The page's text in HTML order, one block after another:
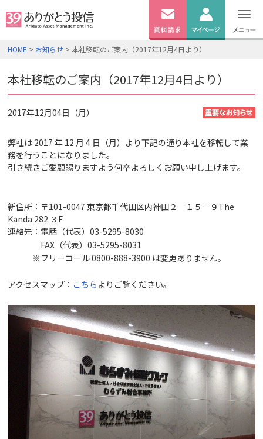
無料資料 ログイン
HOME > お知らせ > 本社移転のご案内（2017年12月4日より）
本社移転のご案内（2017年12月4日より）
2017年12月04日（月）
弊社は 2017 年 12 月 4 日（月）より下記の通り本社を移転して業
務を行うことになりました。
引き続きご愛顧賜りますよう何卒よろしくお願い申し上げます。
新住所：〒101-0047 東京都千代田区内神田２－１５－９The
Kanda 282 ３F
連絡先：電話（代表）03-5295-8030
FAX（代表）03-5295-8031
※フリーコール 0800-888-3900 は変更ありません。
アクセスマップ： こちら よりご覧ください。